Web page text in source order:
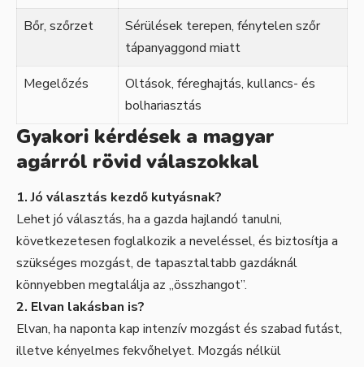
Bőr, szőrzet
Sérülések terepen, fénytelen szőr
tápanyaggond miatt
Megelőzés
Oltások, féreghajtás, kullancs- és
bolhariasztás
Gyakori kérdések a magyar
agárról rövid válaszokkal
1. Jó választás kezdő kutyásnak?
Lehet jó választás, ha a gazda hajlandó tanulni,
következetesen foglalkozik a neveléssel, és biztosítja a
szükséges mozgást, de tapasztaltabb gazdáknál
könnyebben megtalálja az „összhangot”.
2. Elvan lakásban is?
Elvan, ha naponta kap intenzív mozgást és szabad futást,
illetve kényelmes fekvőhelyet. Mozgás nélkül